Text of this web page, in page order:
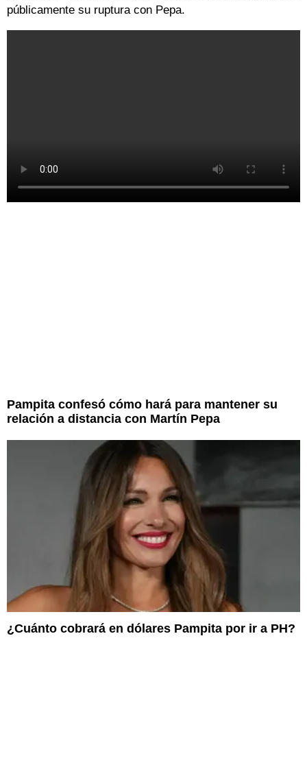
públicamente su ruptura con Pepa.
Pampita confesó cómo hará para mantener su
relación a distancia con Martín Pepa
¿Cuánto cobrará en dólares Pampita por ir a PH?